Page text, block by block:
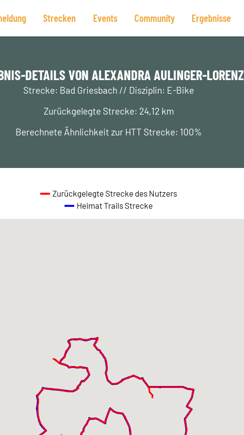
Strecken Events Community Ergebnisse
DETAILS VON ALEXANDRA AULINGER-LORENZ
Strecke: Bad Griesbach // Disziplin: E-Bike
Zurückgelegte Strecke: 24,12 km
Berechnete Ähnlichkeit zur HTT Strecke: 100%
Zurückgelegte Strecke des Nutzers
Heimat Trails Strecke